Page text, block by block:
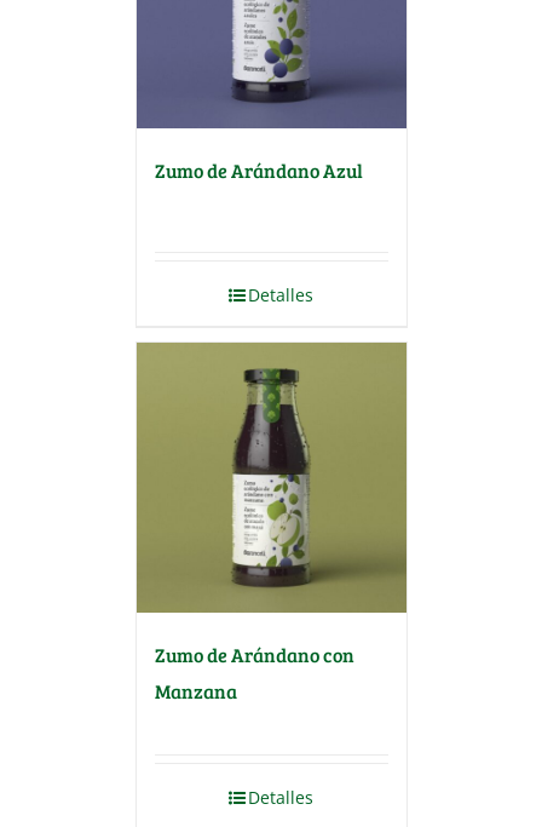
Zumo de Arándano Azul
Detalles
Zumo de Arándano con
Manzana
Detalles